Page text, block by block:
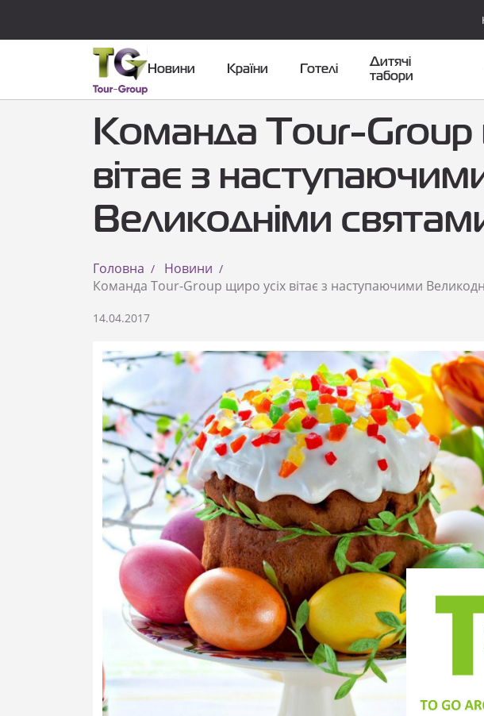
Новини Країни Готелі
Дитячі
табори
Команда Tour-Group
вітає з
Великодніми
Головна
Новини
Команда Tour-Group щиро усіх вітає з наступаючими
14.04.2017